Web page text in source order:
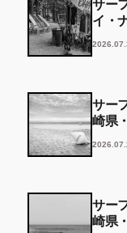
サー
イ・
サー
崎県
サー
崎県